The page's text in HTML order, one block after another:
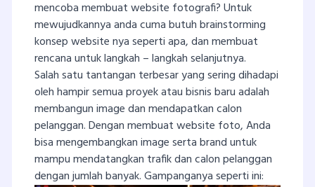
mencoba membuat website fotografi? Untuk
mewujudkannya anda cuma butuh brainstorming
konsep website nya seperti apa, dan membuat
rencana untuk langkah – langkah selanjutnya.
Salah satu tantangan terbesar yang sering dihadapi
oleh hampir semua proyek atau bisnis baru adalah
membangun image dan mendapatkan calon
pelanggan. Dengan membuat website foto, Anda
bisa mengembangkan image serta brand untuk
mampu mendatangkan trafik dan calon pelanggan
dengan jumlah banyak. Gampanganya seperti ini: